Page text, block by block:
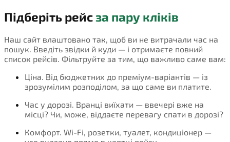
Підберіть рейсза пару кліків
Наш сайт влаштовано так, щоб ви не витрачали час на
пошук. Введіть звідки й куди — і отримаєте повний
список рейсів. Фільтруйте за тим, що важливо саме вам:
Ціна. Від бюджетних до преміум-варіантів — із
зрозумілим розподілом, за що саме ви платите.
Час у дорозі. Вранці виїхати — ввечері вже на
місці? Чи, може, віддаєте перевагу спати в дорозі?
Комфорт. Wi-Fi, розетки, туалет, кондиціонер —